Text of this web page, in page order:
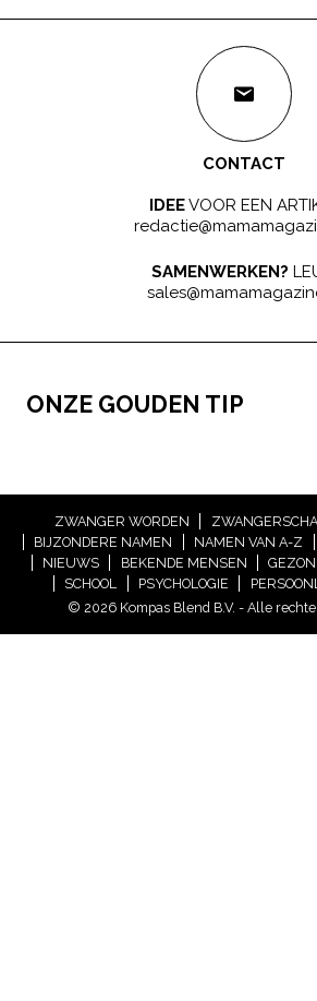
CONTACT
IDEEVOOR EEN
SAMENWERKEN?
ONZE GOUDEN TIP
ZWANGER WORDEN
BIJZONDERE NAMEN
NAMEN VAN A-Z
NIEUWS
BEKENDE MENSEN
SCHOOL
PSYCHOLOGIE
© 2026 Kompas Blend B.V. - Alle